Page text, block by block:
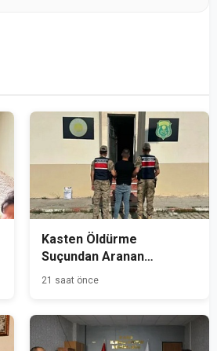
Kasten Öldürme
Suçundan Aranan
Hükümlü Kağızman'da
21 saat önce